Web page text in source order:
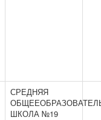
СРЕДНЯЯ
ШКОЛА №19